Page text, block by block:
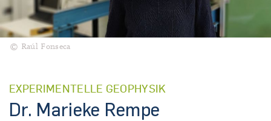
© Raúl Fonseca
EXPERIMENTELLE GEOPHYSIK
Dr. Marieke Rempe